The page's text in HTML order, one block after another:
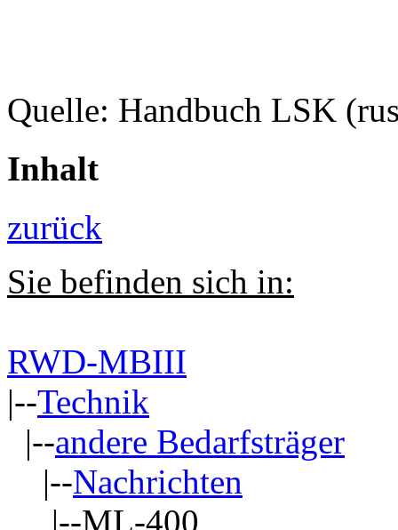
Quelle: Handbuch LSK
Inhalt
zurück
Sie befinden sich in:
RWD-MBIII
|--Technik
|--andere Bedarfsträger
|--Nachrichten
|--ML-400